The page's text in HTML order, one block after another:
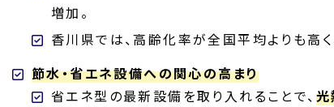
増加。
香川県では、高齢化率が全国平均よりも高
節水・省エネ設備への関心の高まり
省エネ型の最新設備を取り入れることで、